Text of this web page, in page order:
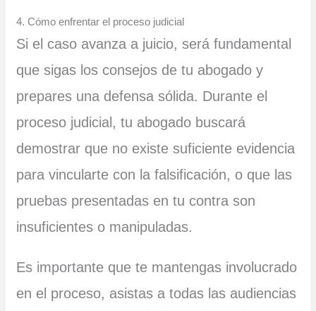
4. Cómo enfrentar el proceso judicial
Si el caso avanza a juicio, será fundamental
que sigas los consejos de tu abogado y
prepares una defensa sólida. Durante el
proceso judicial, tu abogado buscará
demostrar que no existe suficiente evidencia
para vincularte con la falsificación, o que las
pruebas presentadas en tu contra son
insuficientes o manipuladas.
Es importante que te mantengas involucrado
en el proceso, asistas a todas las audiencias